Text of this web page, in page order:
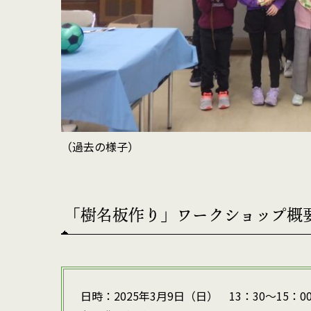
（過去の様子）
「樹名板作り」ワークショップ概
日時：2025年3月9日（日） 13：30～15